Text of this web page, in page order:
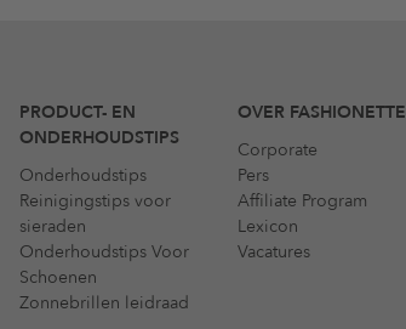
PRODUCT- EN
ONDERHOUDSTIPS
Onderhoudstips
Reinigingstips voor
sieraden
Onderhoudstips Voor
Schoenen
Zonnebrillen leidraad
OVER FASHIONETTE
Corporate
Pers
Affiliate Program
Lexicon
Vacatures